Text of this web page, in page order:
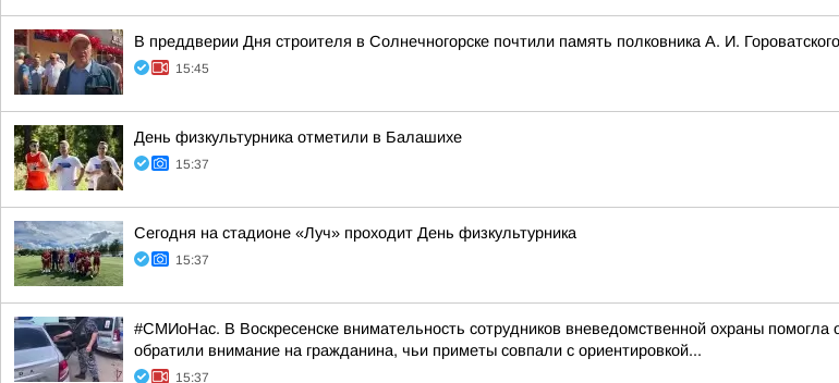
В преддверии Дня строителя в Солнечногорске почтили память полковника А. И. Гороватского
15:45
День физкультурника отметили в Балашихе
15:37
Сегодня на стадионе «Луч» проходит День физкультурника
15:37
#СМИоНас. В Воскресенске внимательность сотрудников вневедомственной охраны
обратили внимание на гражданина, чьи приметы совпали с ориентировкой...
15:37